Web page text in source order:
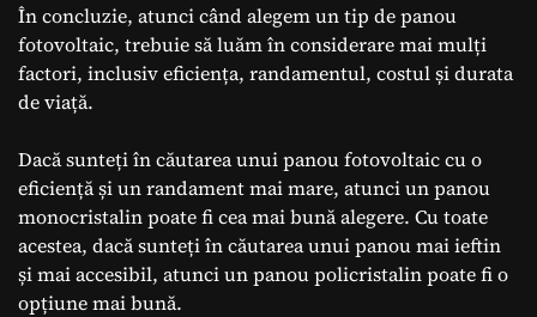
În concluzie, atunci când alegem un tip de panou
fotovoltaic, trebuie să luăm în considerare mai mulți
factori, inclusiv eficiența, randamentul, costul și durata
de viață.
Dacă sunteți în căutarea unui panou fotovoltaic cu o
eficiență și un randament mai mare, atunci un panou
monocristalin poate fi cea mai bună alegere. Cu toate
acestea, dacă sunteți în căutarea unui panou mai ieftin
și mai accesibil, atunci un panou policristalin poate fi o
opțiune mai bună.